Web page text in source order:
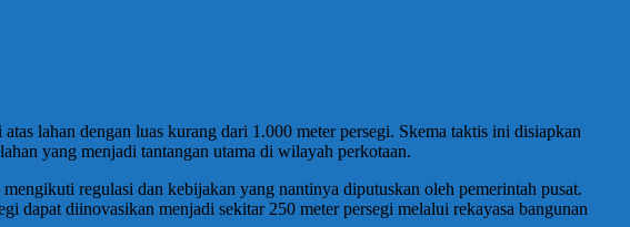
lahan dengan luas kurang dari 1.000 meter persegi. Skema taktis ini disiapkan
yang menjadi tantangan utama di wilayah perkotaan.
regulasi dan kebijakan yang nantinya diputuskan oleh pemerintah pusat.
dapat diinovasikan menjadi sekitar 250 meter persegi melalui rekayasa bangunan